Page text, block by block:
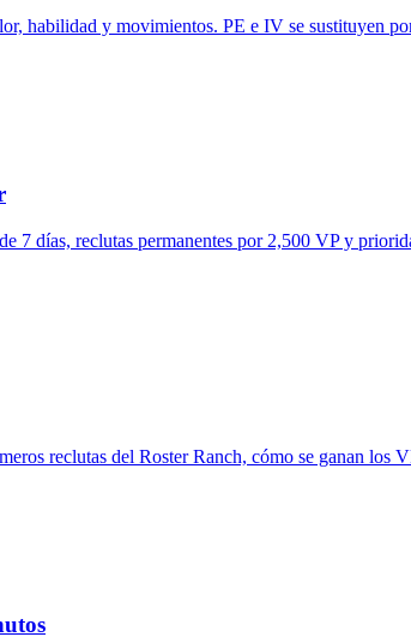
habilidad y movimientos. PE e IV se sustituyen
7 días, reclutas permanentes por 2,500 VP y
reclutas del Roster Ranch, cómo se ganan los